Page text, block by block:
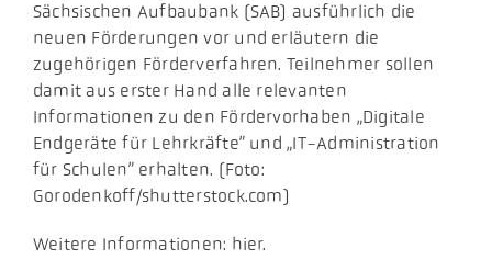
Sächsischen Aufbaubank (SAB) ausführlich die
neuen Förderungen vor und erläutern die
zugehörigen Förderverfahren. Teilnehmer sollen
damit aus erster Hand alle relevanten
Informationen zu den Fördervorhaben „Digitale
Endgeräte für Lehrkräfte” und „IT-Administration
für Schulen” erhalten. (Foto:
Gorodenkoff/shutterstock.com)
Weitere Informationen: hier.